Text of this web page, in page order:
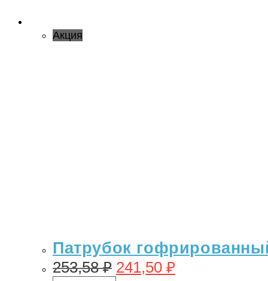
Акция
Патрубок
253,58₽ 241,50 ₽